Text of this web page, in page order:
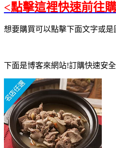
<點擊這裡快速前往
想要購買可以點擊下面文字或
下面是博客來網站!訂購快速安